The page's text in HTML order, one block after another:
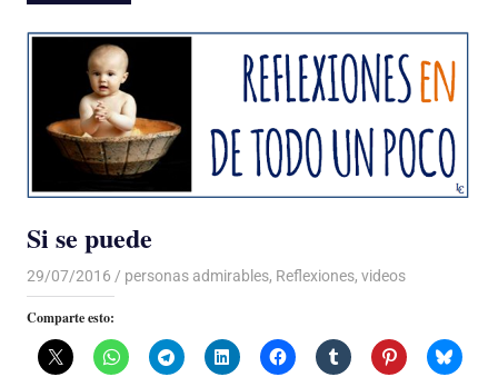
Si se puede
29/07/2016 Luis Castellanos
personas admirables, Reflexiones, videos
Comparte esto: